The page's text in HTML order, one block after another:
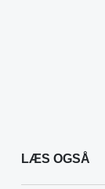
LÆS OGSÅ